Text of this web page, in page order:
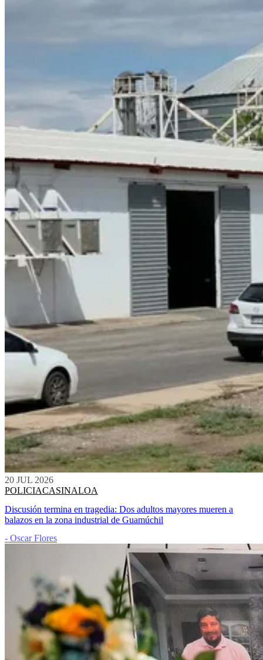
20 JUL 2026
POLICIACASINALOA
Discusión termina en tragedia: Dos adultos mayores mueren a
balazos en la zona industrial de Guamúchil
- Oscar Flores